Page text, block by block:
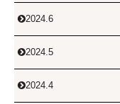
2024.6
2024.5
2024.4